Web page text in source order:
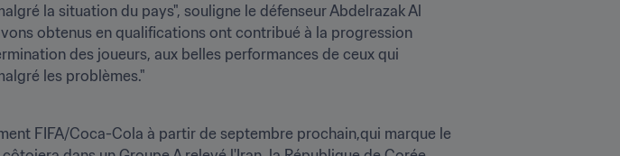
la situation du pays", souligne le défenseur Abdelrazak Al
obtenus en qualifications ont contribué à la progression
des joueurs, aux belles performances de ceux qui
les problèmes."
FIFA/Coca-Cola à partir de septembre prochain,qui marque le